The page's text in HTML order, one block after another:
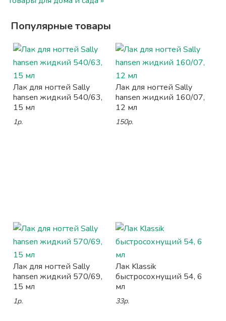
Популярные товары
Лак для ногтей Sally
hansen жидкий 540/63,
15 мл
1р.
Лак для ногтей Sally
hansen жидкий 160/07,
12 мл
150р.
Лак для ногтей Sally
hansen жидкий 570/69,
15 мл
1р.
Лак Klassik
быстросохнущий 54, 6
мл
33р.